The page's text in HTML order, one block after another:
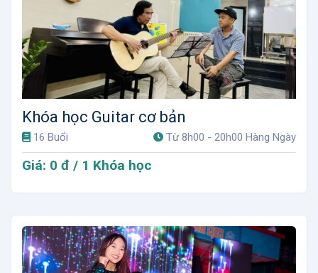
Khóa học Guitar cơ bản
16 Buổi Từ 8h00 - 20h00 Hàng Ngày
Giá: 0 đ / 1 Khóa học